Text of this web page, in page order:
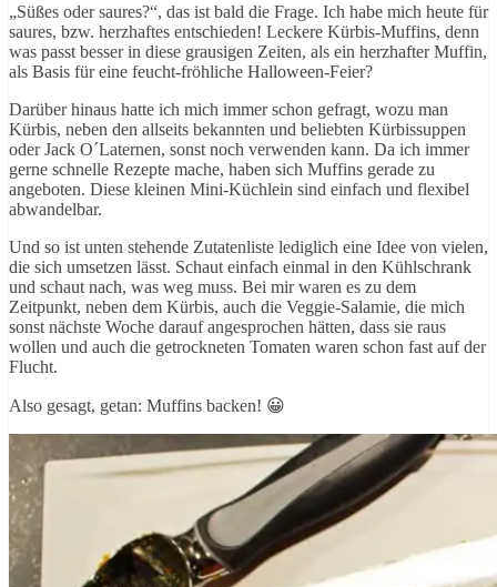
„Süßes oder saures?“, das ist bald die Frage. Ich habe mich heute für
saures, bzw. herzhaftes entschieden! Leckere Kürbis-Muffins, denn
was passt besser in diese grausigen Zeiten, als ein herzhafter Muffin,
als Basis für eine feucht-fröhliche Halloween-Feier?
Darüber hinaus hatte ich mich immer schon gefragt, wozu man
Kürbis, neben den allseits bekannten und beliebten Kürbissuppen
oder Jack O´Laternen, sonst noch verwenden kann. Da ich immer
gerne schnelle Rezepte mache, haben sich Muffins gerade zu
angeboten. Diese kleinen Mini-Küchlein sind einfach und flexibel
abwandelbar.
Und so ist unten stehende Zutatenliste lediglich eine Idee von vielen,
die sich umsetzen lässt. Schaut einfach einmal in den Kühlschrank
und schaut nach, was weg muss. Bei mir waren es zu dem
Zeitpunkt, neben dem Kürbis, auch die Veggie-Salamie, die mich
sonst nächste Woche darauf angesprochen hätten, dass sie raus
wollen und auch die getrockneten Tomaten waren schon fast auf der
Flucht.
Also gesagt, getan: Muffins backen! 😀